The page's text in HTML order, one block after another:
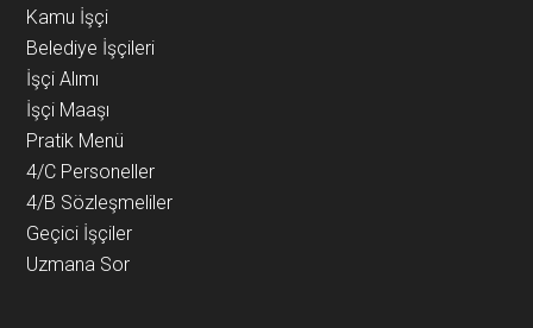
Kamu İşçi
Belediye İşçileri
İşçi Alımı
İşçi Maaşı
Pratik Menü
4/C Personeller
4/B Sözleşmeliler
Geçici İşçiler
Uzmana Sor